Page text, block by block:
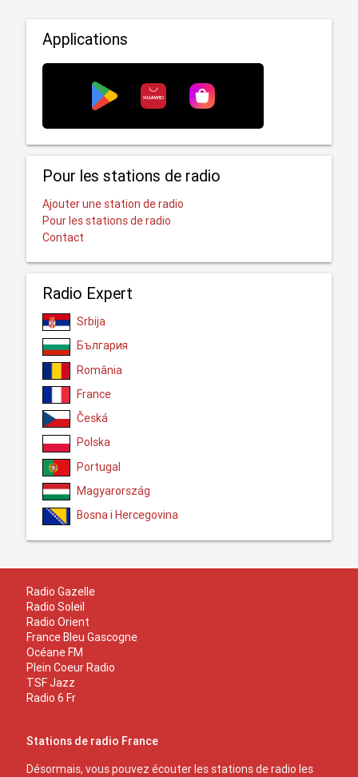
Applications
Pour les stations de radio
Ajouter une station de radio
Pour les stations de radio
Contact
Radio Expert
Srbija
България
România
France
Česká
Polska
Portugal
Magyarország
Bosna i Hercegovina
Radio Gazelle
Radio Soleil
Radio Orient
France Bleu Gascogne
Océane FM
Plein Coeur Radio
TSF Jazz
Radio 6 Fr
Stations de radio France
Désormais, vous pouvez écouter les stations de radio les